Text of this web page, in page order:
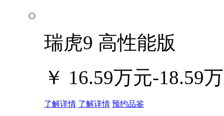
瑞虎9 高性能版
￥ 16.59万元-18.59
了解详情 了解详情 预约品鉴